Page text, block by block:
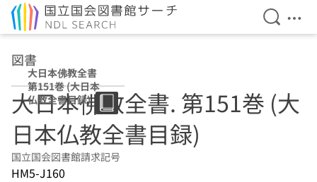
検索を
メ
図書
大日本佛教全書
第151巻 (大日本
仏教全書目録)
大日本佛教全書. 第151巻 (大
日本仏教全書目録)
国立国会図書館請求記号
HM5-J160